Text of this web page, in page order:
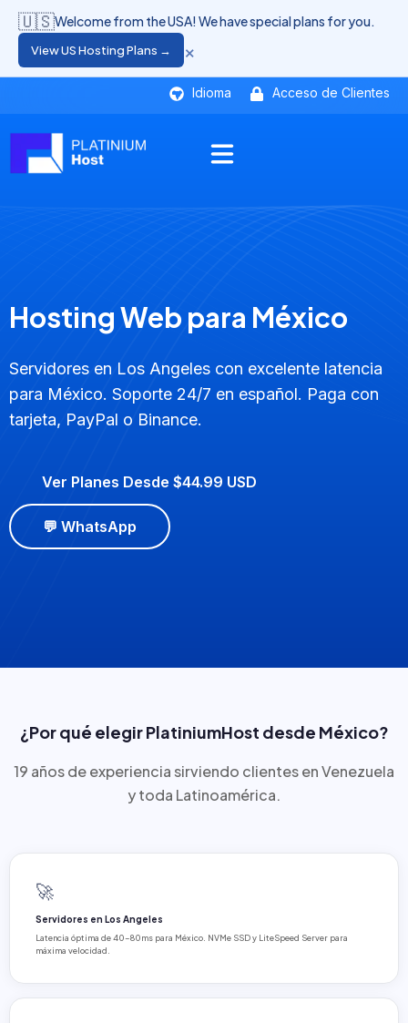
Idioma Acceso de Clientes
🇺🇸Welcome from the USA! We have special plans for you.
View US Hosting Plans → ×
Hosting Web para México
Servidores en Los Angeles con excelente latencia
para México. Soporte 24/7 en español. Paga con
tarjeta, PayPal o Binance.
Ver Planes Desde $44.99 USD
💬 WhatsApp
¿Por qué elegir PlatiniumHost desde México?
19 años de experiencia sirviendo clientes en Venezuela
y toda Latinoamérica.
🚀
Servidores en Los Angeles
Latencia óptima de 40-80ms para México. NVMe SSD y LiteSpeed Server para
máxima velocidad.